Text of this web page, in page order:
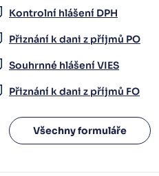
Kontrolní hlášení DPH
Přiznání k dani z příjmů PO
Souhrnné hlášení VIES
Přiznání k dani z příjmů FO
Všechny formuláře